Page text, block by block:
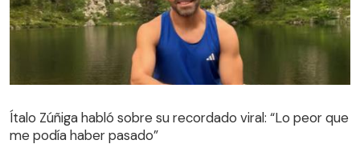
Ítalo Zúñiga habló sobre su recordado viral: “Lo peor que
me podía haber pasado”